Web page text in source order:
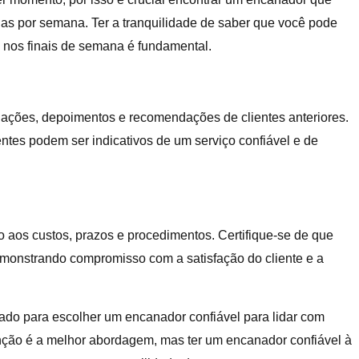
por semana. Ter a tranquilidade de saber que você pode
finais de semana é fundamental.
depoimentos e recomendações de clientes anteriores.
podem ser indicativos de um serviço confiável e de
custos, prazos e procedimentos. Certifique-se de que
compromisso com a satisfação do cliente e a
para escolher um encanador confiável para lidar com
é a melhor abordagem, mas ter um encanador confiável à